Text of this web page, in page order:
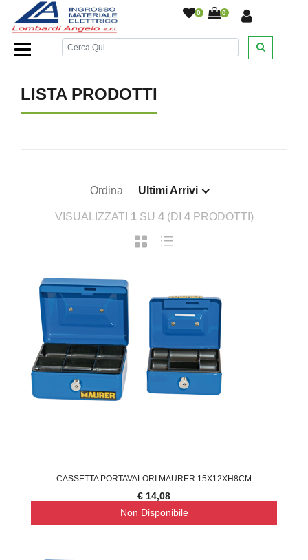
0 0
Home Page//
LISTA PRODOTTI
Ordina Ultimi Arrivi
VISUALIZZATI 1 SU 4(DI 4PRODOTTI)
CASSETTA PORTAVALORI MAURER 15X12XH8CM
€ 14,08
Non Disponibile